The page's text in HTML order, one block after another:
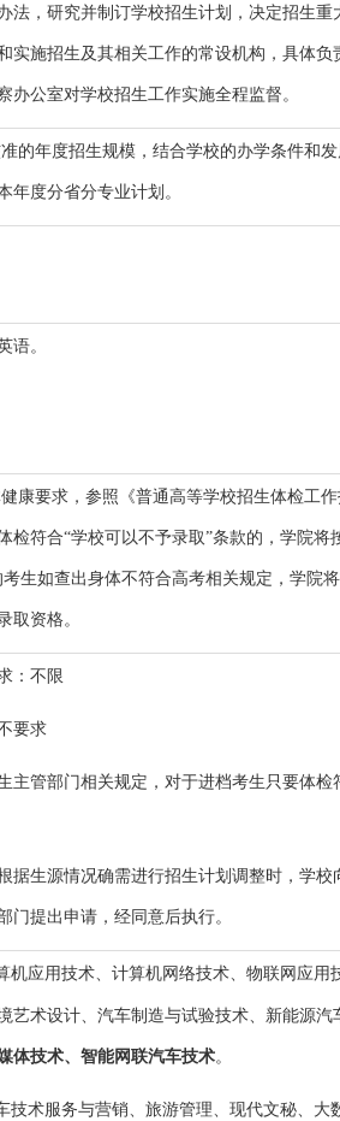
法，研究并制订学校招生计划，决定招生重
实施招生及其相关工作的常设机构，具体负
办公室对学校招生工作实施全程监督。
的年度招生规模，结合学校的办学条件和
年度分省分专业计划。
语。
康要求，参照《普通高等学校招生体检工
检符合“学校可以不予录取”条款的，学院将
生如查出身体不符合高考相关规定，学院
取资格。
：不限
要求
主管部门相关规定，对于进档考生只要体检
据生源情况确需进行招生计划调整时，学校
门提出申请，经同意后执行。
机应用技术、计算机网络技术、物联网应用
艺术设计、汽车制造与试验技术、新能源汽
体技术、智能网联汽车技术。
技术服务与营销、旅游管理、现代文秘、大